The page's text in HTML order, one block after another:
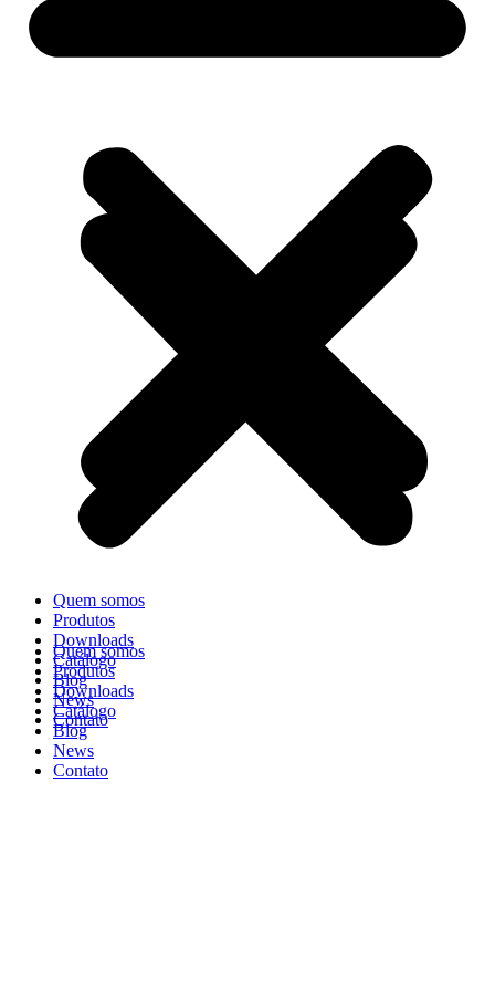
Quem somos
Produtos
Downloads
Catálogo
Blog
News
Contato
Quem somos
Produtos
Downloads
Catálogo
Blog
News
Contato